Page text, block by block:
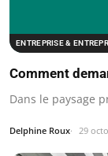
ENTREPRISE &
Comment
Dans le paysage
Delphine Roux 29